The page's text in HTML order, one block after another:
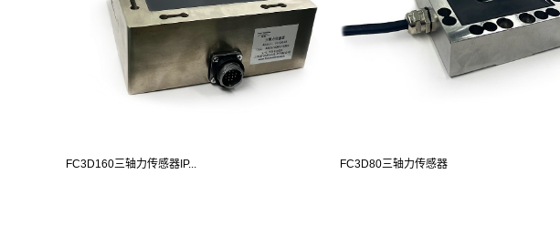
FC3D160三轴力传感器IP... FC3D80三轴力传感器